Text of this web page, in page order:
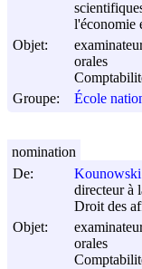
l'économie
Objet:
orales
Groupe:
École
De:
directeur à
Droit des
Objet:
orales
nomination